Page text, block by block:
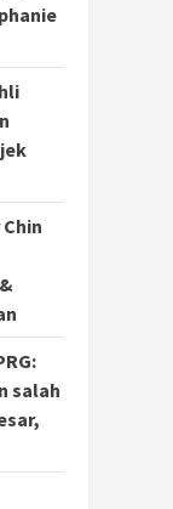
salah